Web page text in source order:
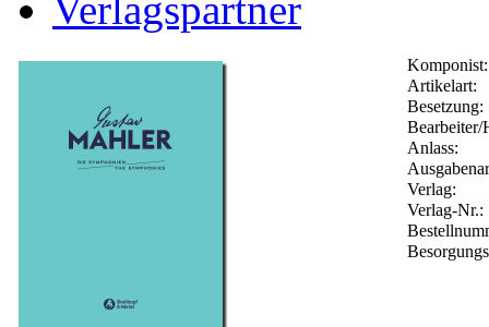
Komponist:
Artikelart:
Besetzung:
Bearbeiter/
Anlass:
Verlag:
Verlag-Nr.: